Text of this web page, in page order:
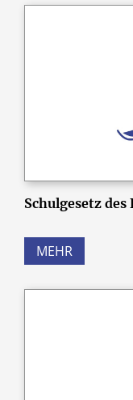
Schulgesetz
MEHR